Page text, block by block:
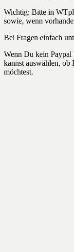
Wichtig: Bitte in
sowie, wenn
Bei Fragen einfach
Wenn Du kein
kannst auswählen, ob
möchtest.